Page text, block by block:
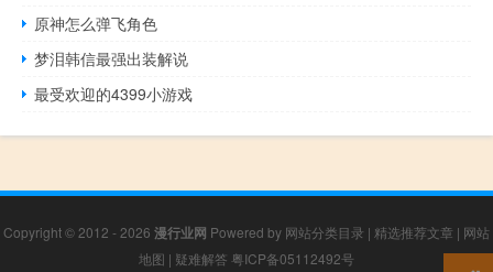
原神怎么弹飞角色
梦泪韩信最强出装解说
最受欢迎的4399小游戏
Copyright © 2012 - 2026 漫行业网 Powered by 网站分类目录 | 精选推荐文章 | 网站
地图 | 疑难解答 粤ICP备05112492号